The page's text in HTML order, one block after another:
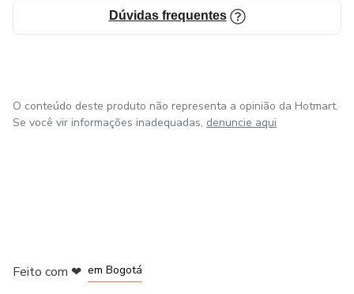
Dúvidas frequentes
O conteúdo deste produto não representa a opinião da Hotmart.
Se você vir informações inadequadas, denuncie aqui
Feito com ❤ em Bogotá